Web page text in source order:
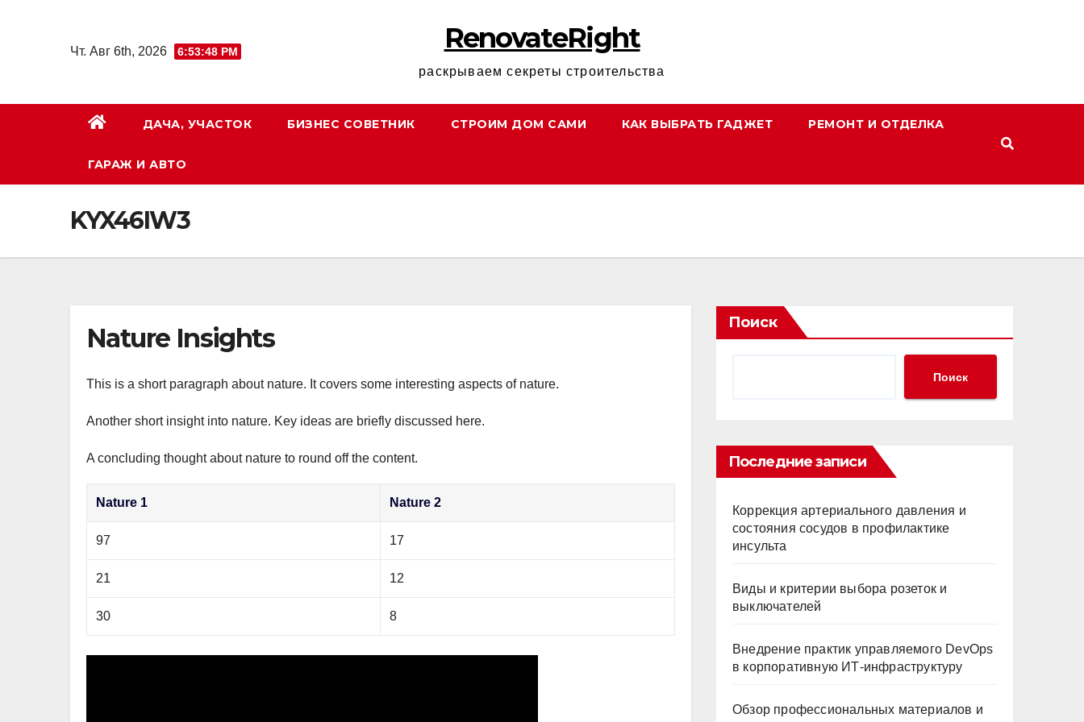
содержимому
Чт. Авг 6th, 2026 6:53:48 PM RenovateRight
раскрываем секреты строительства
ДАЧА, УЧАСТОК БИЗНЕС СОВЕТНИК СТРОИМ ДОМ САМИ КАК ВЫБРАТЬ ГАДЖЕТ РЕМОНТ И ОТДЕЛКА
ГАРАЖ И АВТО
KYX46IW3
Nature Insights
This is a short paragraph about nature. It covers some interesting aspects of nature.
Another short insight into nature. Key ideas are briefly discussed here.
A concluding thought about nature to round off the content.
Nature 1 Nature 2
97 17
21 12
30 8
Поиск
Поиск
Последние записи
Коррекция артериального давления и
состояния сосудов в профилактике
инсульта
Виды и критерии выбора розеток и
выключателей
Внедрение практик управляемого DevOps
в корпоративную ИТ-инфраструктуру
Обзор профессиональных материалов и